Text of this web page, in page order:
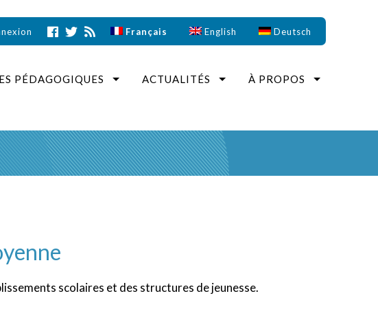
Français English Deutsch
PÉDAGOGIQUES ACTUALITÉS À PROPOS
scolaires et des structures de jeunesse.